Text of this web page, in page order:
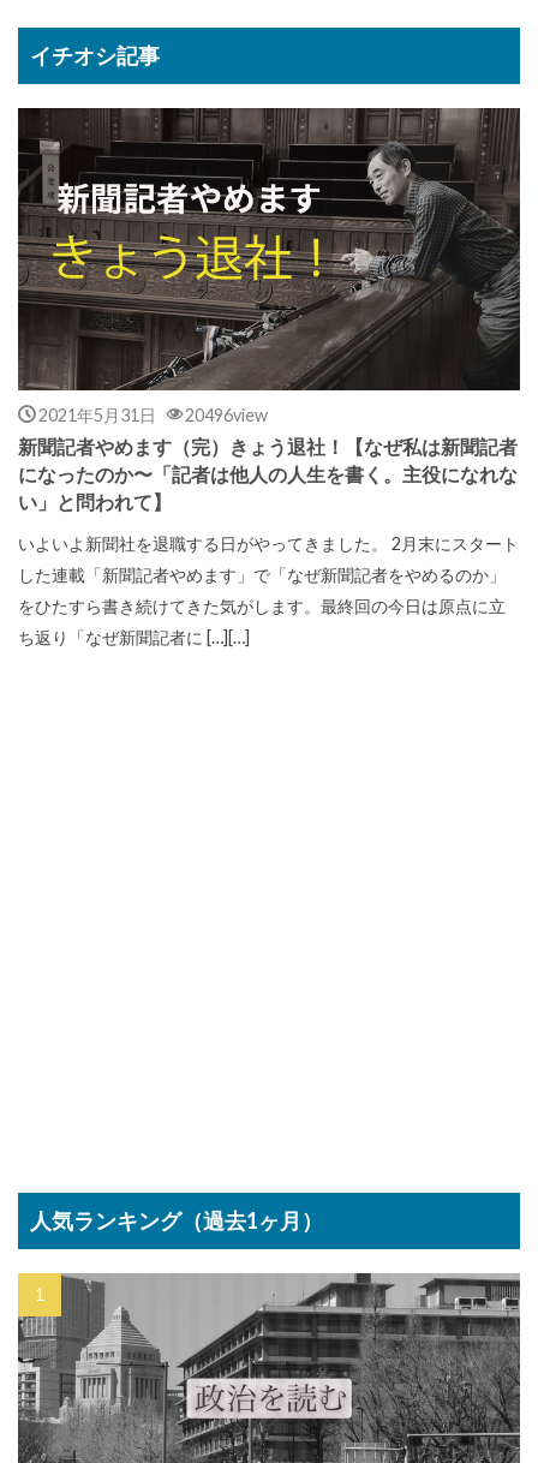
イチオシ記事
2021年5月31日 20496view
新聞記者やめます（完）きょう退社！【なぜ私は新聞記者
になったのか〜「記者は他人の人生を書く。主役になれな
い」と問われて】
いよいよ新聞社を退職する日がやってきました。 2月末にスタート
した連載「新聞記者やめます」で「なぜ新聞記者をやめるのか」
をひたすら書き続けてきた気がします。最終回の今日は原点に立
ち返り「なぜ新聞記者に […][…]
人気ランキング（過去1ヶ月）